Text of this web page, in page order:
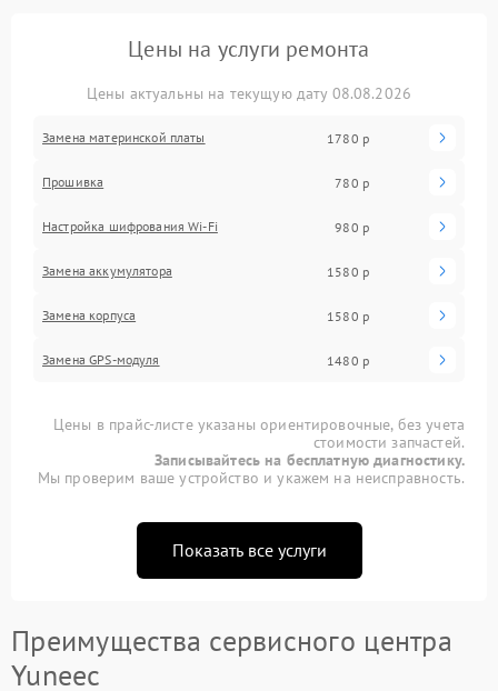
Цены на услуги ремонта
Цены актуальны на текущую дату 08.08.2026
Замена материнской платы 1780 р
Прошивка 780 р
Настройка шифрования Wi-Fi 980 р
Замена аккумулятора 1580 р
Замена корпуса 1580 р
Замена GPS-модуля 1480 р
Цены в прайс-листе указаны ориентировочные, без учета
стоимости запчастей.
Записывайтесь на бесплатную диагностику.
Мы проверим ваше устройство и укажем на неисправность.
Показать все услуги
Преимущества сервисного центра
Yuneec